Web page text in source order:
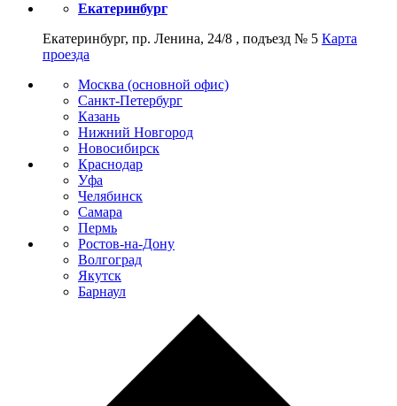
Екатеринбург
Екатеринбург, пр. Ленина, 24/8 , подъезд № 5 Карта
проезда
Москва (основной офис)
Санкт-Петербург
Казань
Нижний Новгород
Новосибирск
Краснодар
Уфа
Челябинск
Самара
Пермь
Ростов-на-Дону
Волгоград
Якутск
Барнаул